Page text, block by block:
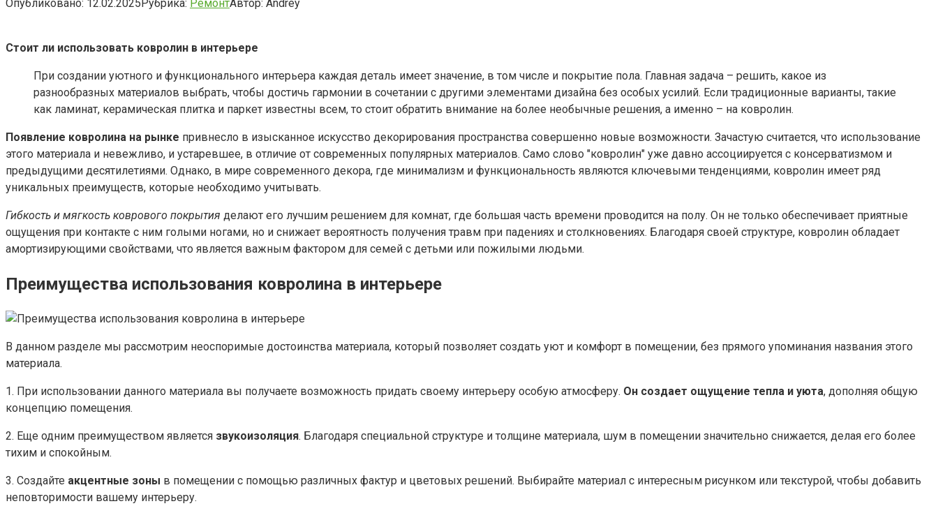
Опубликовано: 12.02.2025Рубрика: РемонтАвтор: Andrey
Стоит ли использовать ковролин в интерьере
При создании уютного и функционального интерьера каждая деталь имеет значение, в том числе и покрытие пола. Главная задача – решить, какое из
разнообразных материалов выбрать, чтобы достичь гармонии в сочетании с другими элементами дизайна без особых усилий. Если традиционные варианты, такие
как ламинат, керамическая плитка и паркет известны всем, то стоит обратить внимание на более необычные решения, а именно – на ковролин.
Появление ковролина на рынке привнесло в изысканное искусство декорирования пространства совершенно новые возможности. Зачастую считается, что использование
этого материала и невежливо, и устаревшее, в отличие от современных популярных материалов. Само слово "ковролин" уже давно ассоциируется с консерватизмом и
предыдущими десятилетиями. Однако, в мире современного декора, где минимализм и функциональность являются ключевыми тенденциями, ковролин имеет ряд
уникальных преимуществ, которые необходимо учитывать.
Гибкость и мягкость коврового покрытия делают его лучшим решением для комнат, где большая часть времени проводится на полу. Он не только обеспечивает приятные
ощущения при контакте с ним голыми ногами, но и снижает вероятность получения травм при падениях и столкновениях. Благодаря своей структуре, ковролин обладает
амортизирующими свойствами, что является важным фактором для семей с детьми или пожилыми людьми.
Преимущества использования ковролина в интерьере
В данном разделе мы рассмотрим неоспоримые достоинства материала, который позволяет создать уют и комфорт в помещении, без прямого упоминания названия этого
материала.
1. При использовании данного материала вы получаете возможность придать своему интерьеру особую атмосферу. Он создает ощущение тепла и уюта, дополняя общую
концепцию помещения.
2. Еще одним преимуществом является звукоизоляция. Благодаря специальной структуре и толщине материала, шум в помещении значительно снижается, делая его более
тихим и спокойным.
3. Создайте акцентные зоны в помещении с помощью различных фактур и цветовых решений. Выбирайте материал с интересным рисунком или текстурой, чтобы добавить
неповторимости вашему интерьеру.